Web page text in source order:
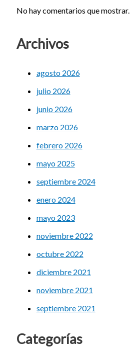
No hay comentarios que mostrar.
Archivos
agosto 2026
julio 2026
junio 2026
marzo 2026
febrero 2026
mayo 2025
septiembre 2024
enero 2024
mayo 2023
noviembre 2022
octubre 2022
diciembre 2021
noviembre 2021
septiembre 2021
Categorías